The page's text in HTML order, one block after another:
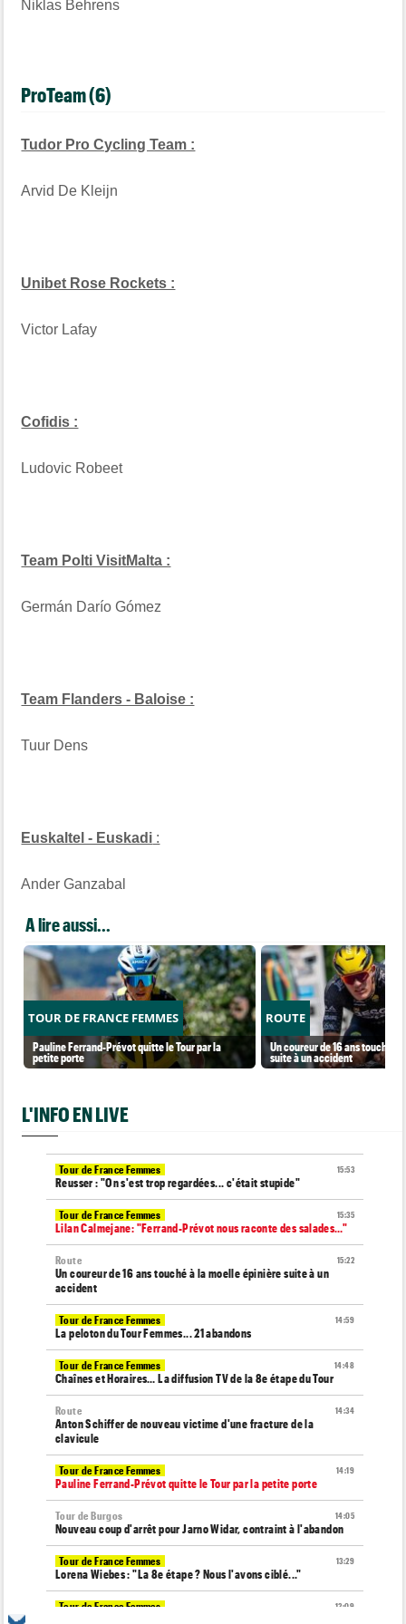
Niklas Behrens
ProTeam (6)
Tudor Pro Cycling Team :
Arvid De Kleijn
Unibet Rose Rockets :
Victor Lafay
Cofidis :
Ludovic Robeet
Team Polti VisitMalta :
Germán Darío Gómez
Team Flanders - Baloise :
Tuur Dens
Euskaltel - Euskadi :
Ander Ganzabal
A lire aussi...
TOUR DE FRANCE FEMMES
Pauline Ferrand-Prévot quitte le Tour par la
petite porte
ROUTE
Un coureur de 16 ans touché à
suite à un accident
L'INFO EN LIVE
15:53
Tour de France Femmes
Reusser : "On s'est trop regardées... c'était stupide"
15:35
Tour de France Femmes
Lilan Calmejane: "Ferrand-Prévot nous raconte des salades…"
15:22
Route
Un coureur de 16 ans touché à la moelle épinière suite à un
accident
14:59
Tour de France Femmes
La peloton du Tour Femmes... 21 abandons
14:48
Tour de France Femmes
Chaînes et Horaires… La diffusion TV de la 8e étape du Tour
14:34
Route
Anton Schiffer de nouveau victime d'une fracture de la
clavicule
14:19
Tour de France Femmes
Pauline Ferrand-Prévot quitte le Tour par la petite porte
14:05
Tour de Burgos
Nouveau coup d'arrêt pour Jarno Widar, contraint à l'abandon
13:29
Tour de France Femmes
Lorena Wiebes : "La 8e étape ? Nous l'avons ciblé..."
13:09
Tour de France Femmes